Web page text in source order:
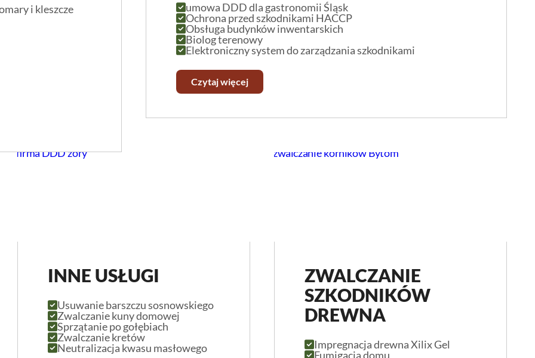
i kleszcze
umowa DDD dla gastronomii Śląsk
Ochrona przed szkodnikami HACCP
Obsługa budynków inwentarskich
Biolog terenowy
Elektroniczny system do zarządzania szkodnikami
Czytaj więcej
INNE USŁUGI
Usuwanie barszczu sosnowskiego
Zwalczanie kuny domowej
Sprzątanie po gołębiach
Zwalczanie kretów
Neutralizacja kwasu masłowego
ZWALCZANIE
SZKODNIKÓW
DREWNA
Impregnacja drewna Xilix Gel
Fumigacja domu